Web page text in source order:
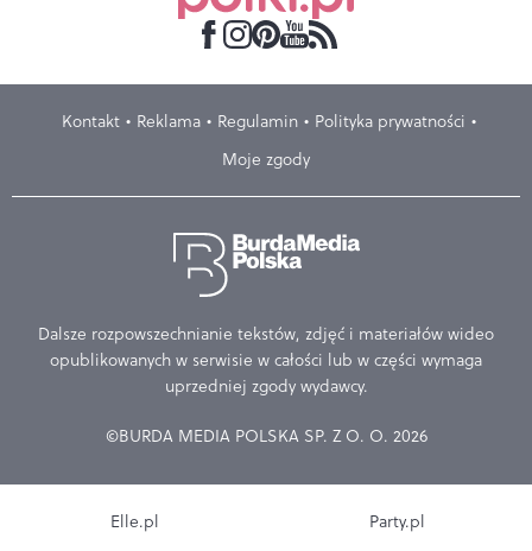
Kontakt Reklama Regulamin
Polityka prywatności
Moje zgody
Dalsze rozpowszechnianie tekstów, zdjęć i materiałów wideo
opublikowanych w serwisie w całości lub w części wymaga
uprzedniej zgody wydawcy.
©BURDA MEDIA POLSKA SP. Z O. O. 2026
Elle.pl
Party.pl